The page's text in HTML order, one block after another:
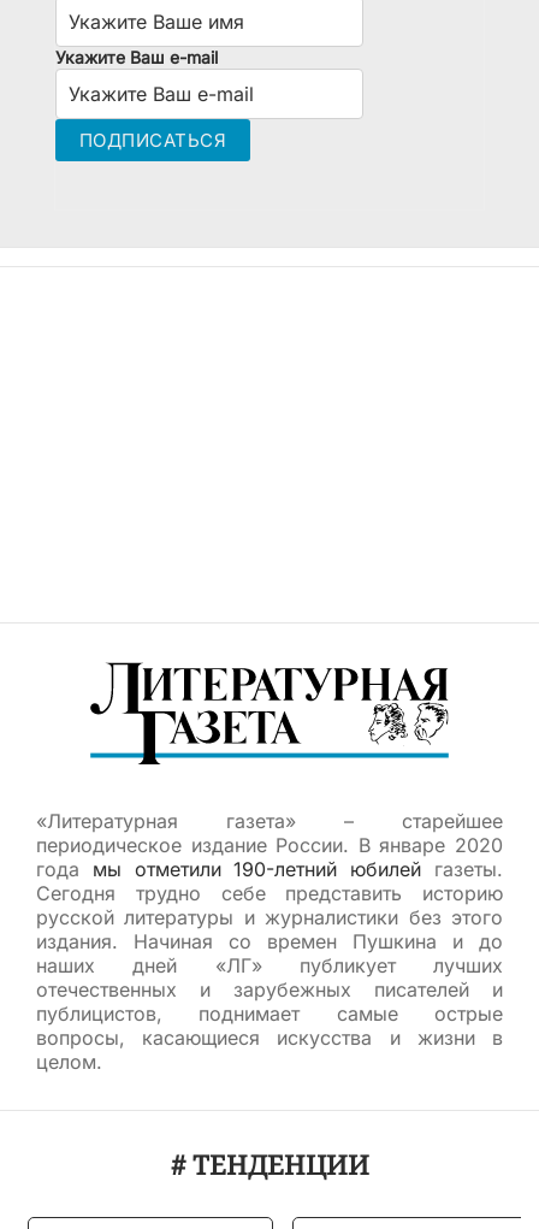
Укажите Ваш e-mail
«Литературная газета» – старейшее
периодическое издание России. В январе 2020
года мы отметили 190-летний юбилей газеты.
Сегодня трудно себе представить историю
русской литературы и журналистики без этого
издания. Начиная со времен Пушкина и до
наших дней «ЛГ» публикует лучших
отечественных и зарубежных писателей и
публицистов, поднимает самые острые
вопросы, касающиеся искусства и жизни в
целом.
# ТЕНДЕНЦИИ